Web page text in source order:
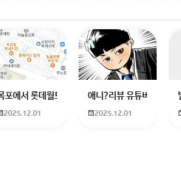
광고 [X]를 누르면 내용이 보입니다
로 하고 있는 09년생입니다 지금 제 내신이 5등급
포에서 롯데월드 가는 법 목포 버스 터미널에서
2025.12.01
애니?리뷰 유튜버 찾아주
2025.12.01